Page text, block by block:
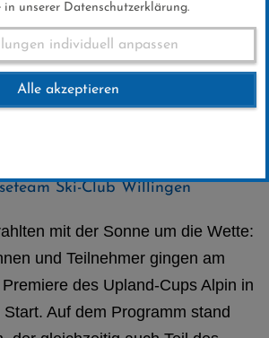
Cup ein voller
Ski-Club Willingen
mit der Sonne um die Wette:
und Teilnehmer gingen am
des Upland-Cups Alpin in
Auf dem Programm stand
in unserer Datenschutzerklärung.
individuell anpassen
Alle akzeptieren